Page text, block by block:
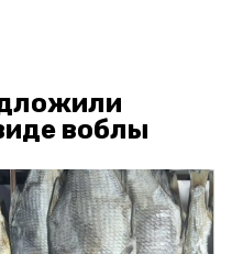
воблы